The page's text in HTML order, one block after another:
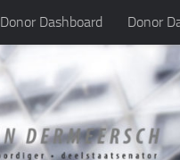
Donor Dashboard Donor